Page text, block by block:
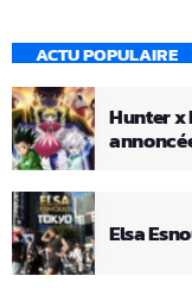
ACTU POPULAIRE
Hunter x
Elsa